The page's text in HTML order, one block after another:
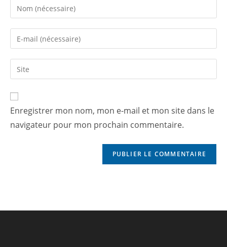
Enregistrer mon nom, mon e-mail et mon site dans le
navigateur pour mon prochain commentaire.